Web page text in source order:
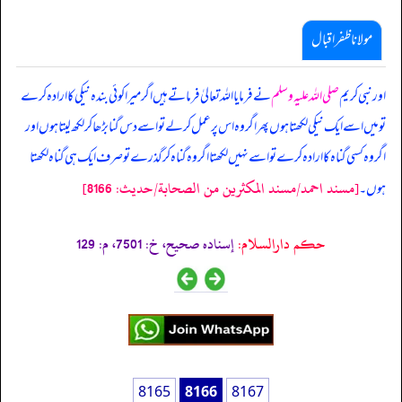
مولانا ظفر اقبال
اور نبی کریمصلی اللہ علیہ وسلمنے فرمایا اللہ تعالیٰ فرماتے ہیں اگر میرا کوئی بندہ نیکی کا ارادہ کرے
تو میں اسے ایک نیکی لکھتا ہوں پھر اگر وہ اس پر عمل کرلے تو اسے دس گنا بڑھا کر لکھ لیتاہوں اور
اگر وہ کسی گناہ کا ارادہ کرے تو اسے نہیں لکھتا اگر وہ گناہ کر گذرے تو صرف ایک ہی گناہ لکھتا
ہوں۔[مسند احمد/مسند المكثرين من الصحابة/حدیث: 8166]
حکم دارالسلام:إسناده صحيح، خ: 7501، م: 129
8165 8166 8167